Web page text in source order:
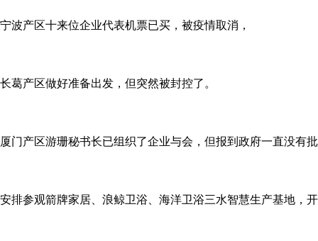
宁波产区十来位企业代表机票已买，被疫情取消，
长葛产区做好准备出发，但突然被封控了。
厦门产区游珊秘书长已组织了企业与会，但报到政府一直没有
安排参观箭牌家居、浪鲸卫浴、海洋卫浴三水智慧生产基地，